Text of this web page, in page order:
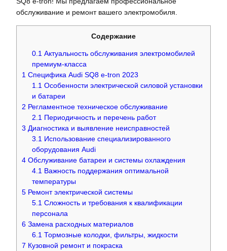
обслуживание и ремонт вашего электромобиля.
Содержание
0.1 Актуальность обслуживания электромобилей
премиум-класса
1 Специфика Audi SQ8 e-tron 2023
1.1 Особенности электрической силовой установки
и батареи
2 Регламентное техническое обслуживание
2.1 Периодичность и перечень работ
3 Диагностика и выявление неисправностей
3.1 Использование специализированного
оборудования Audi
4 Обслуживание батареи и системы охлаждения
4.1 Важность поддержания оптимальной
температуры
5 Ремонт электрической системы
5.1 Сложность и требования к квалификации
персонала
6 Замена расходных материалов
6.1 Тормозные колодки, фильтры, жидкости
7 Кузовной ремонт и покраска